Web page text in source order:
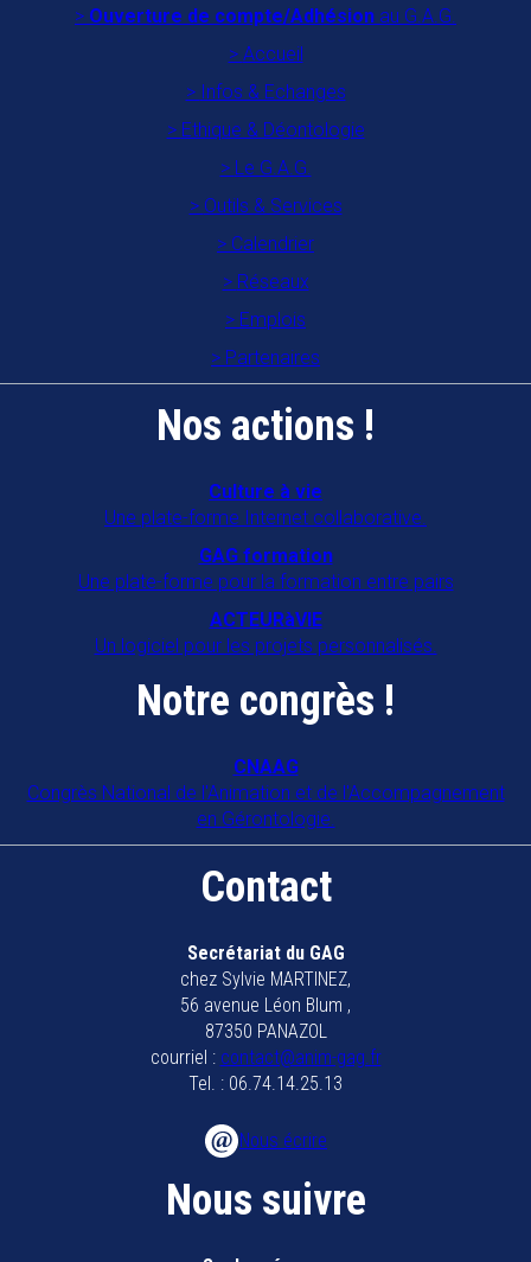
Ouverture de compte/Adhésion au G.A.G.
Accueil
Infos & Echanges
Ethique & Déontologie
Le G.A.G.
Outils & Services
Calendrier
Réseaux
Emplois
Partenaires
Nos actions !
Culture à vie
Une plate-forme Internet collaborative.
GAG formation
Une plate-forme pour la formation entre pairs
ACTEURàVIE
Un logiciel pour les projets personnalisés.
Notre congrès !
CNAAG
Congrès National de l'Animation et de l'Accompagnement
en Gérontologie.
Contact
Secrétariat du GAG
chez Sylvie MARTINEZ,
56 avenue Léon Blum ,
87350 PANAZOL
courriel : contact@anim-gag.fr
Tel. : 06.74.14.25.13
Nous écrire
Nous suivre